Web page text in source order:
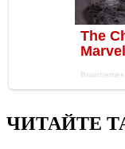
ЧИТАЙТЕ